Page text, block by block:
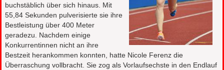
buchstäblich über sich hinaus. Mit
55,84 Sekunden pulverisierte sie ihre
Bestleistung über 400 Meter
geradezu. Nachdem einige
Konkurrentinnen nicht an ihre
Bestzeit herankommen konnten, hatte Nicole Ferenz die
Überraschung vollbracht. Sie zog als Vorlaufsechste in den Endlauf